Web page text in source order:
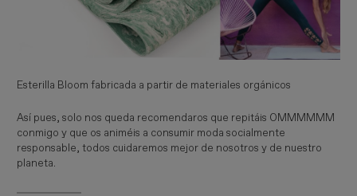
Esterilla Bloom fabricada a partir de materiales orgánicos
Así pues, solo nos queda recomendaros que repitáis OMMMMMM
conmigo y que os animéis a consumir moda socialmente
responsable, todos cuidaremos mejor de nosotros y de nuestro
planeta.